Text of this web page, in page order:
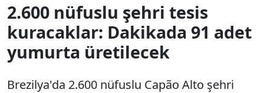
2.600 nüfuslu şehri tesis
kuracaklar: Dakikada 91 adet
yumurta üretilecek
Brezilya'da 2.600 nüfuslu Capão Alto şehri